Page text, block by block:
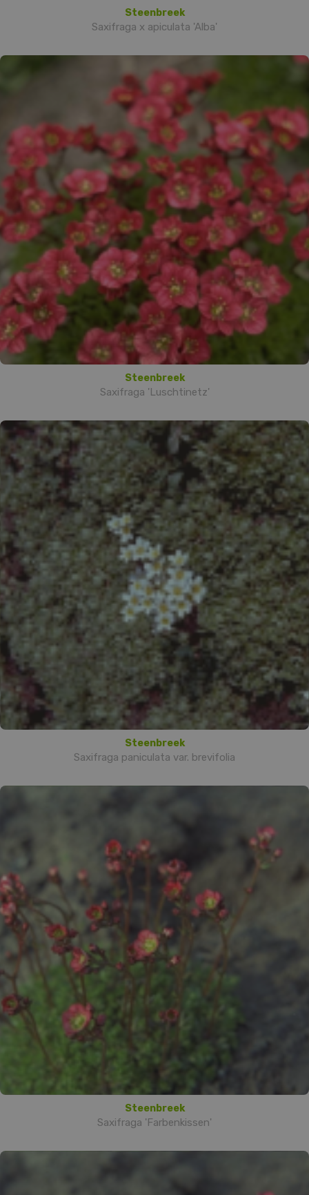
Steenbreek
Saxifraga x apiculata 'Alba'
Steenbreek
Saxifraga 'Luschtinetz'
Steenbreek
Saxifraga paniculata var. brevifolia
Steenbreek
Saxifraga 'Farbenkissen'